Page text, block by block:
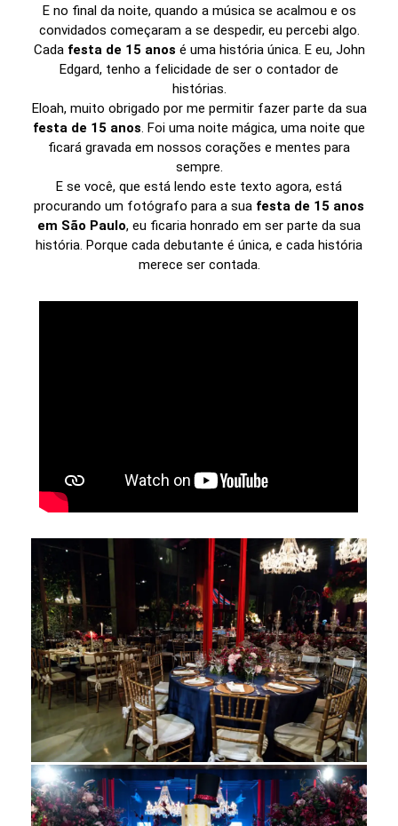
E no final da noite, quando a música se acalmou e os
convidados começaram a se despedir, eu percebi algo.
Cadafesta de 15 anos é uma história única. E eu, John
Edgard, tenho a felicidade de ser o contador de
histórias.
Eloah, muito obrigado por me permitir fazer parte da sua
festa de 15 anos. Foi uma noite mágica, uma noite que
ficará gravada em nossos corações e mentes para
sempre.
E se você, que está lendo este texto agora, está
procurando um fotógrafo para a sua festa de 15 anos
em São Paulo, eu ficaria honrado em ser parte da sua
história. Porque cada debutante é única, e cada história
merece ser contada.